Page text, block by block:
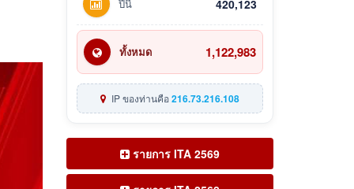
ปีนี้ 420,123
ทั้งหมด 1,122,983
IP ของท่านคือ216.73.216.108
รายการ ITA 2569